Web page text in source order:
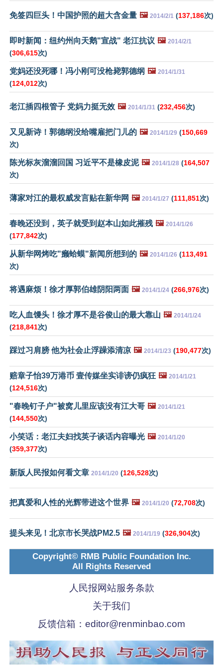
免签四巨头！中国护照的超大含金量 🖼️ 2014/2/1 (137,186次)
即时新闻：纽约州向天鹅"宣战" 老江抗议 🖼️ 2014/2/1
(306,615次)
党妈还没死哪！冯小刚可没枪毙郭德纲 🖼️ 2014/1/31
(124,012次)
老江插四根管子 党妈力挺无效 🖼️ 2014/1/31 (232,456次)
又见新诗！郭德纲没给嘴雇把门儿的 🖼️ 2014/1/29 (150,669
次)
陈光标灰溜溜回国 习近平不是橡皮泥 🖼️ 2014/1/28 (164,507
次)
薄家对江的最权威发言贴在新华网 🖼️ 2014/1/27 (111,851次)
春晚还没到，英子就受到赵本山如此摧残 🖼️ 2014/1/26
(177,842次)
从新华网烤吃"癞蛤蟆"新闻所想到的 🖼️ 2014/1/26 (113,491
次)
将遇麻烦！徐才厚郭伯雄阴阳两面 🖼️ 2014/1/24 (266,976次)
吃人血馒头！徐才厚不是谷俊山的最大靠山 🖼️ 2014/1/24
(218,841次)
踩过习肩膀 他为社会止浮躁添清凉 🖼️ 2014/1/23 (190,477次)
赔章子怡39万港币 壹传媒坐实诽谤仍疯狂 🖼️ 2014/1/21
(124,516次)
"春晚钉子户"被窝儿里应该没有江大哥 🖼️ 2014/1/21
(144,550次)
小笑话：老江夫妇找英子谈话内容曝光 🖼️ 2014/1/20
(359,377次)
新版人民报如何看文章 2014/1/20 (126,528次)
把真爱和人性的光辉带进这个世界 🖼️ 2014/1/20 (72,708次)
提头来见！北京市长哭战PM2.5 🖼️ 2014/1/19 (326,904次)
Copyright© RMB Public Foundation Inc.
All Rights Reserved
人民报网站服务条款
关于我们
反馈信箱： editor@renminbao.com